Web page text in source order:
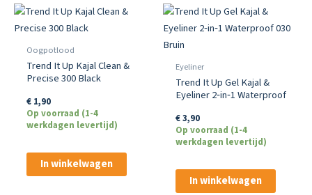
Oogpotlood
Trend It Up Kajal Clean &
Precise 300 Black
€1,90
Op voorraad (1-4
werkdagen levertijd)
In winkelwagen
Eyeliner
Trend It Up Gel Kajal &
Eyeliner 2‑in‑1 Waterproof
€3,90
Op voorraad (1-4
werkdagen levertijd)
In winkelwagen